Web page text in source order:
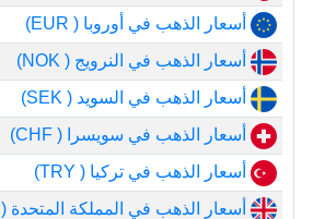
أسعار الذهب في أوروبا ( EUR)
أسعار الذهب في النرويج ( NOK)
أسعار الذهب في السويد ( SEK)
أسعار الذهب في سويسرا ( CHF)
أسعار الذهب في تركيا ( TRY)
أسعار الذهب في المملكة المتحدة ( GBP)